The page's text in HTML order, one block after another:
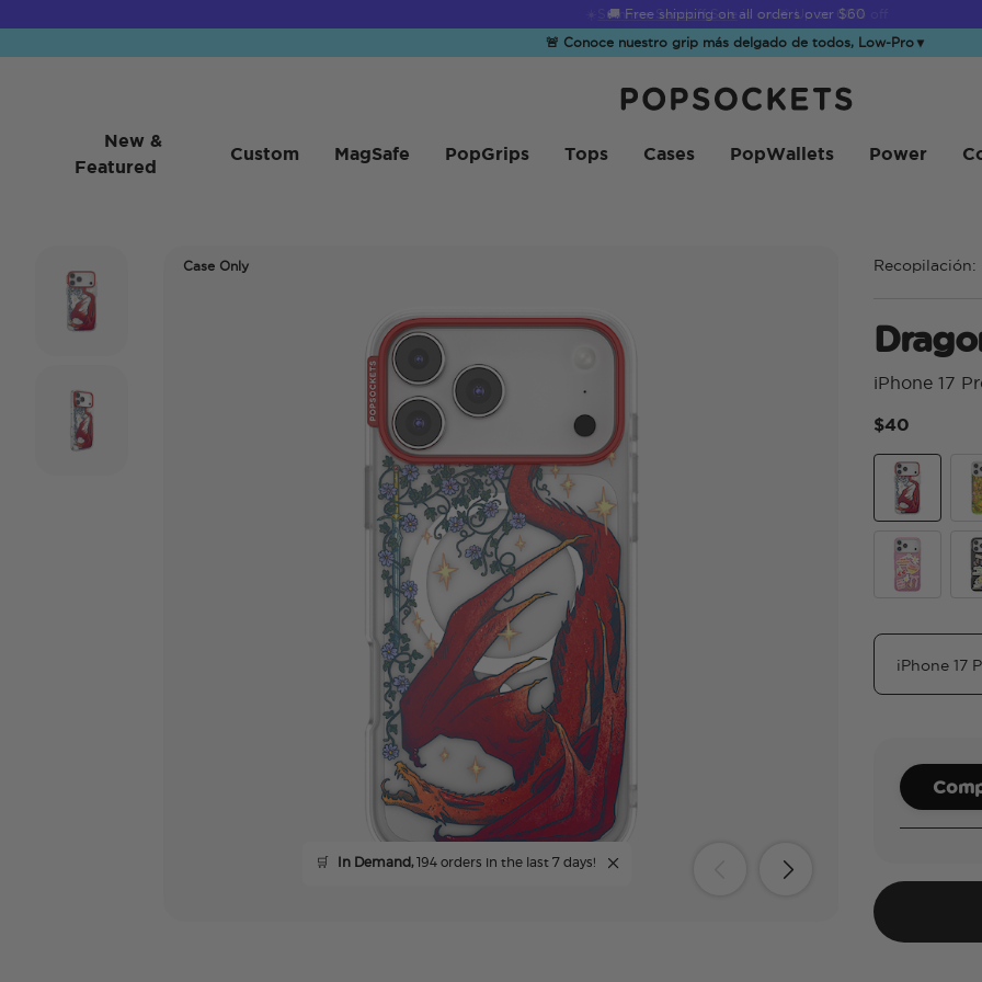
Summer Sendoff Sale is on 🚨 Up to 60% off
🚨 Conoce nuestro grip más delgado de todos, Low-Pro ▼
New &
Featured
Custom MagSafe PopGrips Tops Cases PopWallets Power
Case Only
🛒 In Demand,194 orders in the last 7 days!
Recopilación:
iPhone 17
$40